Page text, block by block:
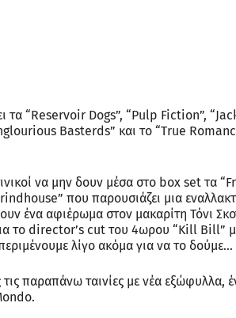
τα “Reservoir Dogs”, “Pulp Fiction”,
Basterds” και το “True
να μην δουν μέσα στο box set τα
που παρουσιάζει μια
ένα αφιέρωμα στον μακαρίτη Τόνι
το director’s cut του 4ωρου “Kill Bill”
λίγο ακόμα για να το δούμε…
παραπάνω ταινίες με νέα εξώφυλλα,